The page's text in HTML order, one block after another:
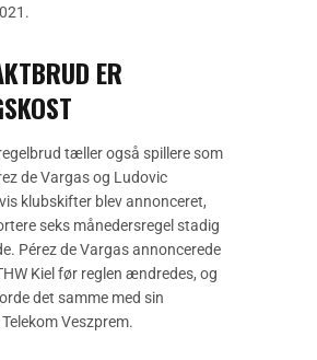
ER
tæller også spillere som
de Vargas og Ludovic
klubskifter blev annonceret,
seks månedersregel stadig
Pérez de Vargas annoncerede
Kiel før reglen ændredes, og
det samme med sin
Veszprem.